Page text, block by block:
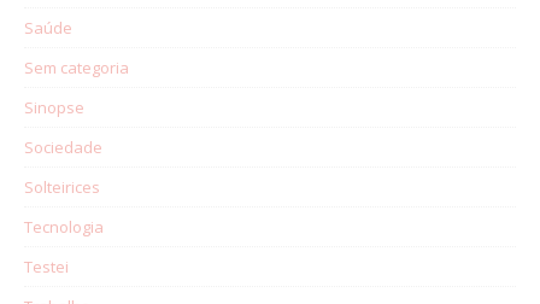
Saúde
Sem categoria
Sinopse
Sociedade
Solteirices
Tecnologia
Testei